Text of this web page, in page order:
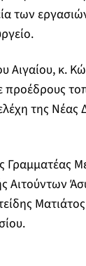
των
Αιγαίου, κ.
της Νέας
Αιτούντων